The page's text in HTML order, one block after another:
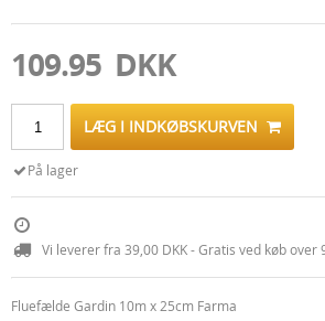
109.95 DKK
LÆG I INDKØBSKURVEN
På lager
Vi leverer fra 39,00 DKK - Gratis ved køb over
Fluefælde Gardin 10m x 25cm Farma